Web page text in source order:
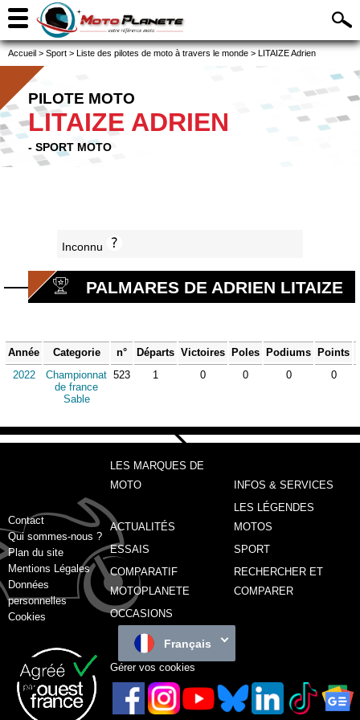
Accueil > Sport > Liste des pilotes de moto à travers le monde > LITAIZE Adrien
PILOTE MOTO
LITAIZE ADRIEN
- SPORT MOTO
Inconnu
PALMARES DE ADRIEN LITAIZE
Année Categorie n° Départs Victoires Poles Podiums Points
2022
Championnat
de france
Sable
523 1 0 0 0 0
Contact
Qui sommes-nous ?
Plan du site
Mentions Légales
Données
personnelles
Cookies
LES MARQUES DE
MOTO
INFOS & SERVICES
ACTUALITÉS
LES LÉGENDES
MOTOS
ESSAIS
SPORT
COMPARATIF
MOTOPLANETE
RECHERCHER ET
COMPARER
OCCASIONS
Français
Gérer vos cookies